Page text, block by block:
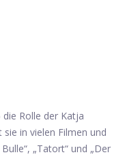
Rolle der Katja
in vielen Filmen und
„Tatort“ und „Der